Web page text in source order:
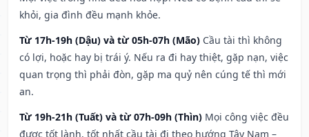
khỏi, gia đình đều mạnh khỏe.
Từ 17h-19h (Dậu) và từ 05h-07h (Mão) Cầu tài thì không
có lợi, hoặc hay bị trái ý. Nếu ra đi hay thiệt, gặp nạn, việc
quan trọng thì phải đòn, gặp ma quỷ nên cúng tế thì mới
an.
Từ 19h-21h (Tuất) và từ 07h-09h (Thìn) Mọi công việc đều
được tốt lành, tốt nhất cầu tài đi theo hướng Tây Nam –